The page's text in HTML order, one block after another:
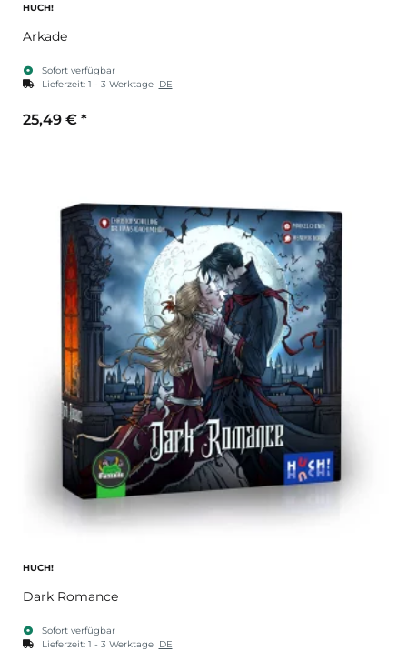
HUCH!
Arkade
Sofort verfügbar
Lieferzeit: 1 - 3 Werktage DE
25,49 € *
HUCH!
Dark Romance
Sofort verfügbar
Lieferzeit: 1 - 3 Werktage DE